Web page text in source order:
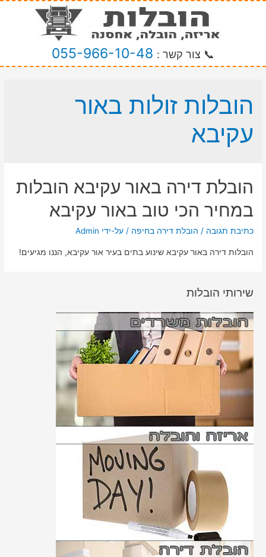
📞 צור קשר : 055-966-10-48
הובלות זולות באור
עקיבא
הובלת דירה באור עקיבא הובלות
במחיר הכי טוב באור עקיבא
כתיבת תגובה / הובלת דירה בחיפה / על-ידי Admin
הובלות דירה באור עקיבא שינוע בתים בעיר אור עקיבא, הננו מגיעים!
שירותי הובלות